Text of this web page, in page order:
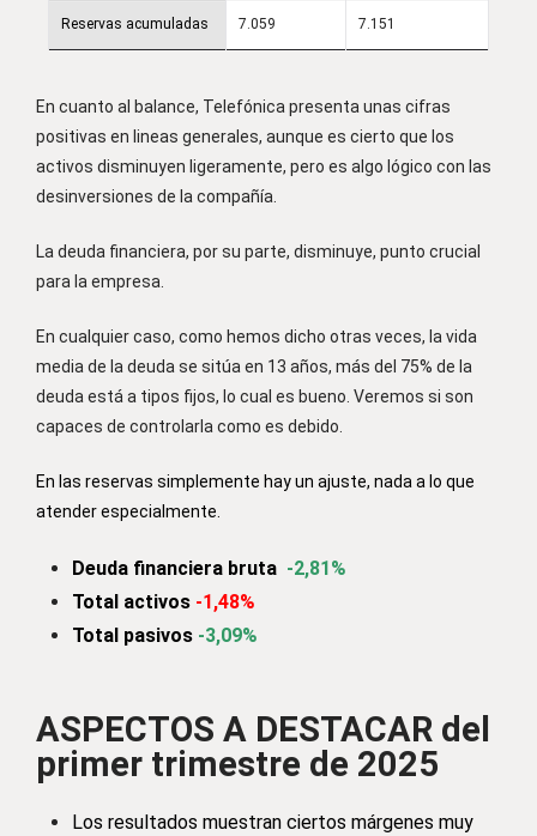
Reservas acumuladas 7.059 7.151
En cuanto al balance, Telefónica presenta unas cifras
positivas en lineas generales, aunque es cierto que los
activos disminuyen ligeramente, pero es algo lógico con las
desinversiones de la compañía.
La deuda financiera, por su parte, disminuye, punto crucial
para la empresa.
En cualquier caso, como hemos dicho otras veces, la vida
media de la deuda se sitúa en 13 años, más del 75% de la
deuda está a tipos fijos, lo cual es bueno. Veremos si son
capaces de controlarla como es debido.
En las reservas simplemente hay un ajuste, nada a lo que
atender especialmente.
Deuda financiera bruta -2,81%
Total activos -1,48%
Total pasivos -3,09%
ASPECTOS A DESTACAR del
primer trimestre de 2025
Los resultados muestran ciertos márgenes muy